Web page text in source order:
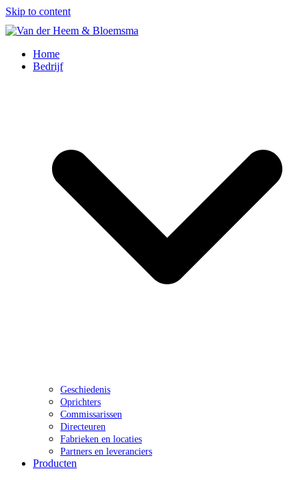
Skip to content
Home
Bedrijf
Geschiedenis
Oprichters
Commissarissen
Directeuren
Fabrieken en locaties
Partners en leveranciers
Producten